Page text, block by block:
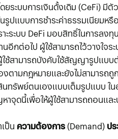
ระบบการเงินดั้งเดิม (CeFi) มี
ปแบบการชำระค่าธรรมเนียม
ะระบบ DeFi มอบสิทธิ์ในการล
อีกต่อไป ผู้ใช้สามารถไว้วางใจ
ช้สามารถบังคับใช้สัญญารูปแบ
มกฎหมายและยังไม่สามารถถู
ทรัพย์ตนเองแบบเต็มรูปแบบ ใ
จุดนี้เพื่อให้ผู้ใช้สามารถถอนแล
ป็น ความต้องการ(Demand) ป